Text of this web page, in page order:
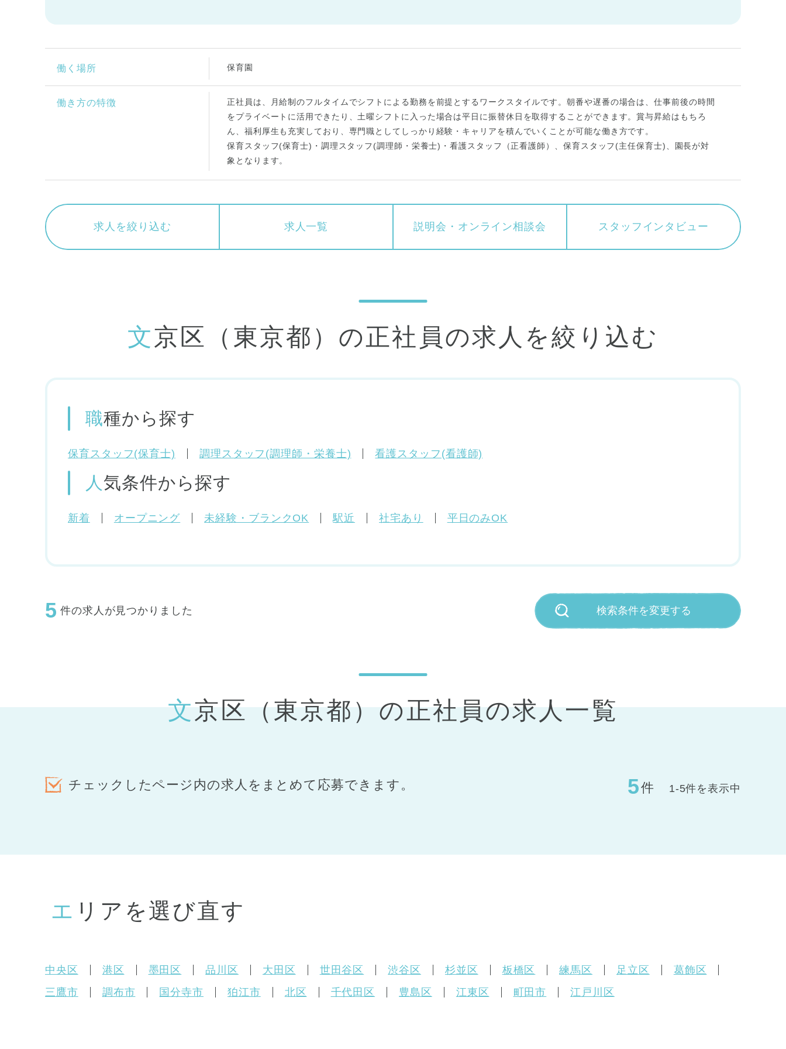
働く場所 保育園
働き方の特徴
正社員は、月給制のフルタイムでシフトによる勤務を前提とするワークスタイルです。朝番や遅番の場合は、仕事前後の時間
をプライベートに活用できたり、土曜シフトに入った場合は平日に振替休日を取得することができます。賞与昇給はもちろ
ん、福利厚生も充実しており、専門職としてしっかり経験・キャリアを積んでいくことが可能な働き方です。
保育スタッフ(保育士)・調理スタッフ(調理師・栄養士)・看護スタッフ（正看護師）、保育スタッフ(主任保育士)、園長が対
象となります。
求人を絞り込む 求人一覧 説明会・ オンライン相談会 スタッフ インタビュー
文京区（東京都）の正社員の求人を絞り込む
職種から探す
保育スタッフ(保育士) 調理スタッフ(調理師・栄養士) 看護スタッフ(看護師)
人気条件から探す
新着 オープニング 未経験・ブランクOK 駅近 社宅あり 平日のみOK
5 件の求人が見つかりました 検索条件を変更する
文京区（東京都）の正社員の求人一覧
チェックしたページ内の求人をまとめて応募できます。 5件 1-5件を表示中
エリアを選び直す
中央区 港区 墨田区 品川区 大田区 世田谷区 渋谷区 杉並区 板橋区 練馬区 足立区
葛飾区
三鷹市
調布市 国分寺市 狛江市 北区 千代田区 豊島区 江東区 町田市 江戸川区